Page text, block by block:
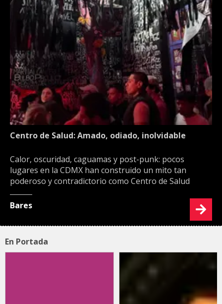
Centro de Salud: Amado, odiado, inolvidable
Calor, oscuridad, caguamas y post-punk: pocos
lugares en la CDMX han construido un mito tan
poderoso y contradictorio como Centro de Salud
Bares
En Portada